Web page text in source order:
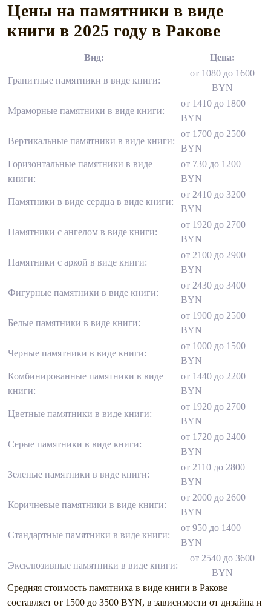
Цены на памятники в виде
книги в 2025 году в Ракове
Вид: Цена:
Гранитные памятники в виде книги:
от 1080 до 1600
BYN
Мраморные памятники в виде книги:
от 1410 до 1800
BYN
Вертикальные памятники в виде книги:
от 1700 до 2500
BYN
Горизонтальные памятники в виде
книги:
от 730 до 1200
BYN
Памятники в виде сердца в виде книги:
от 2410 до 3200
BYN
Памятники c ангелом в виде книги:
от 1920 до 2700
BYN
Памятники c аркой в виде книги:
от 2100 до 2900
BYN
Фигурные памятники в виде книги:
от 2430 до 3400
BYN
Белые памятники в виде книги:
от 1900 до 2500
BYN
Черные памятники в виде книги:
от 1000 до 1500
BYN
Комбинированные памятники в виде
книги:
от 1440 до 2200
BYN
Цветные памятники в виде книги:
от 1920 до 2700
BYN
Серые памятники в виде книги:
от 1720 до 2400
BYN
Зеленые памятники в виде книги:
от 2110 до 2800
BYN
Коричневые памятники в виде книги:
от 2000 до 2600
BYN
Стандартные памятники в виде книги:
от 950 до 1400
BYN
Эксклюзивные памятники в виде книги:
от 2540 до 3600
BYN
Средняя стоимость памятника в виде книги в Ракове
составляет от 1500 до 3500 BYN, в зависимости от дизайна и